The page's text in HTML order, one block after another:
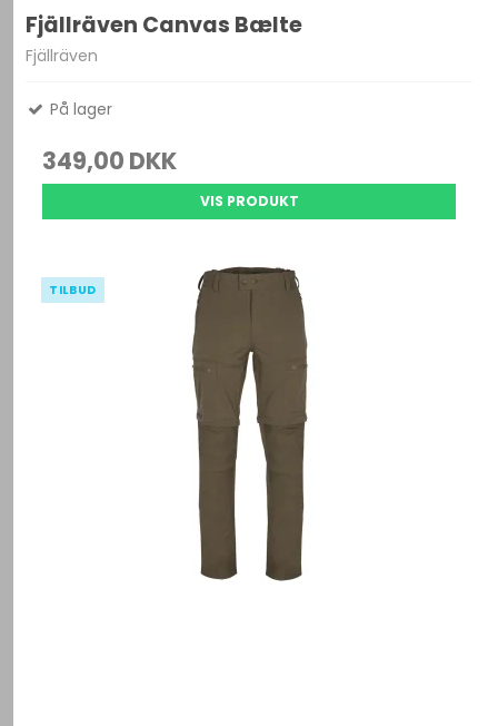
Fjällräven Canvas Bælte
Fjällräven
På lager
349,00 DKK
VIS PRODUKT
TILBUD